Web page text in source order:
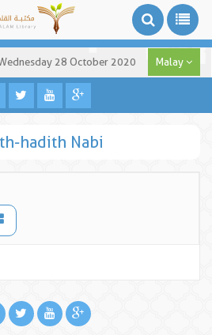
28 October 2020 Malay
hadith Nabi